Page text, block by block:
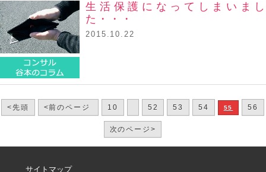
生活保護になってしまいまし
た・・・
2015.10.22
<先頭 <前のページ 10 52 53 54 55 56
次のページ>
サイトマップ